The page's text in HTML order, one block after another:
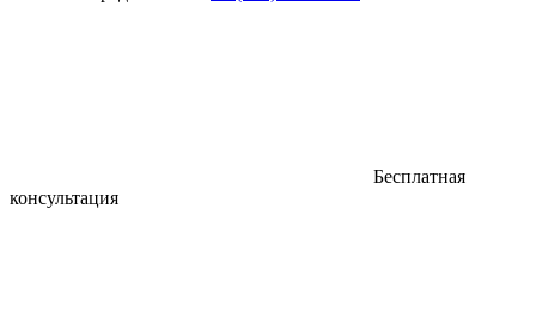
Бесплатная
консультация